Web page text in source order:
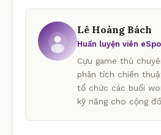
Lê Hoàng Bách
Huấn luyện viên
Cựu game thủ
phân tích chiến
tổ chức các buổi
kỹ năng cho cộng